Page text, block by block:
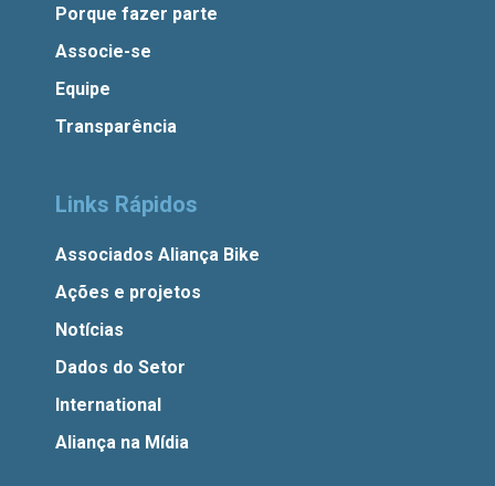
Porque fazer parte
Associe-se
Equipe
Transparência
Links Rápidos
Associados Aliança Bike
Ações e projetos
Notícias
Dados do Setor
International
Aliança na Mídia